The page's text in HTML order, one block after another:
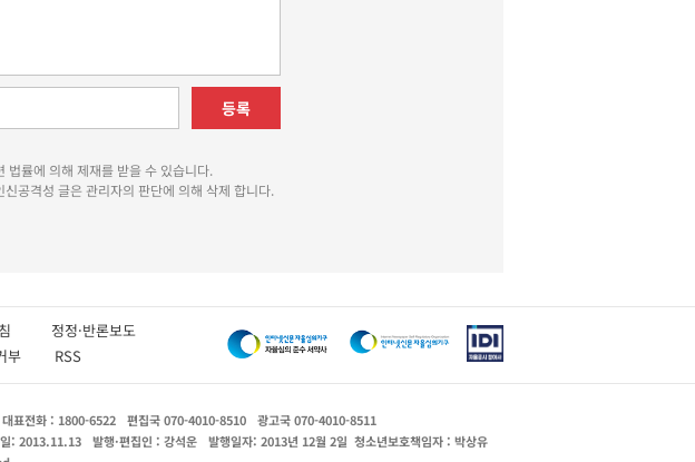
등록
법률에 의해 제재를 받을 수 있습니다.
공격성 글은 관리자의 판단에 의해 삭제 합니다.
방침 정정·반론보도
부 RSS
대표전화 : 1800-6522 편집국 070-4010-8510
광고국 070-4010-8511
: 2013.11.13 발행·편집인 : 강석운 발행일자: 2013년 12월 2일 청소년보호책임자 : 박상유